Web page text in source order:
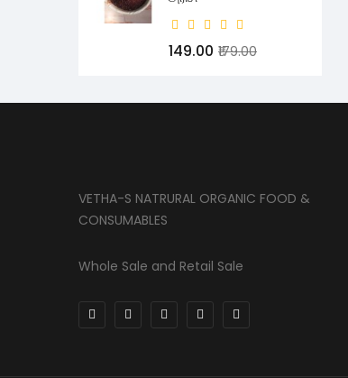
₹149.00 ₹179.00
VETHA-S NATRURAL ORGANIC FOOD &
CONSUMABLES
Whole Sale and Retail Sale